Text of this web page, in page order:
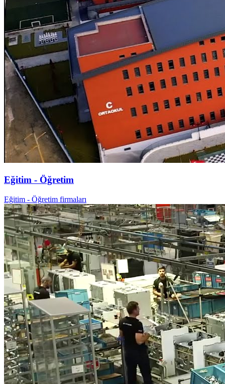
Eğitim - Öğretim
Eğitim - Öğretim firmaları